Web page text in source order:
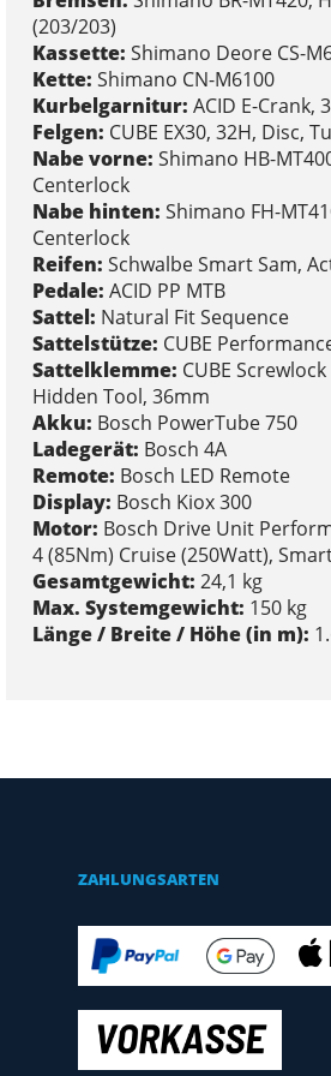
(203/203)
Kassette: Shimano Deore CS-
Kette: Shimano CN-M6100
Kurbelgarnitur: ACID E-Crank,
Felgen: CUBE EX30, 32H, Disc,
Nabe vorne: Shimano HB-
Centerlock
Nabe hinten: Shimano FH-
Centerlock
Reifen: Schwalbe Smart Sam,
Pedale: ACID PP MTB
Sattel: Natural Fit Sequence
Sattelstütze: CUBE
Sattelklemme: CUBE
Hidden Tool, 36mm
Akku: Bosch PowerTube 750
Ladegerät: Bosch 4A
Remote: Bosch LED Remote
Display: Bosch Kiox 300
Motor: Bosch Drive Unit
4 (85Nm) Cruise (250Watt),
Gesamtgewicht: 24,1 kg
Max. Systemgewicht: 150 kg
Länge / Breite / Höhe (in m):
ZAHLUNGSARTEN